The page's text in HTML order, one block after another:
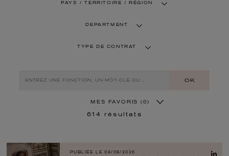
PAYS / TERRITOIRE / RÉGION
DEPARTMENT
TYPE DE CONTRAT
OK
MES FAVORIS (0)
614 résultats
PUBLIÉE LE 08/08/2026